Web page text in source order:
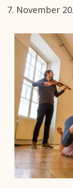
7. November